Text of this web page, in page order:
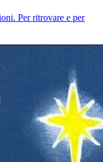
Per ritrovare e per